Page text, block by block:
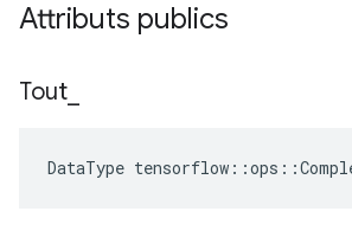
Attributs publics
Tout
DataType